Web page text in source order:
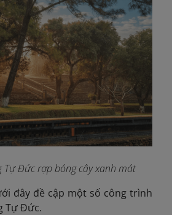
Tự Đức rợp bóng cây xanh mát
đây đề cập một số công trình
Tự Đức.